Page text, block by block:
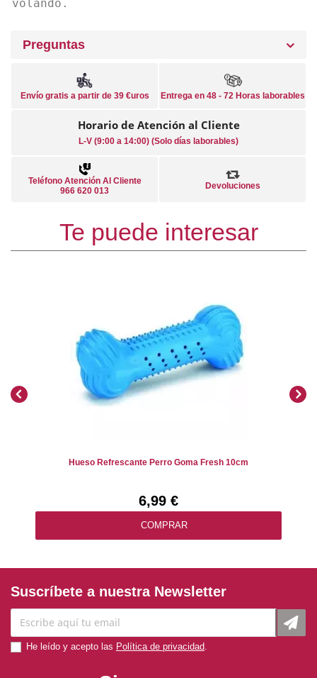
volando.
Preguntas
Envío gratis a partir de 39 €uros Entrega en 48 - 72 Horas laborables
Horario de Atención al Cliente
L-V (9:00 a 14:00) (Solo días laborables)
Teléfono Atención Al Cliente
966 620 013
Devoluciones
Te puede interesar
Hueso Refrescante Perro Goma Fresh 10cm
6,99 €
COMPRAR
Suscríbete a nuestra Newsletter
He leído y acepto las Política de privacidad